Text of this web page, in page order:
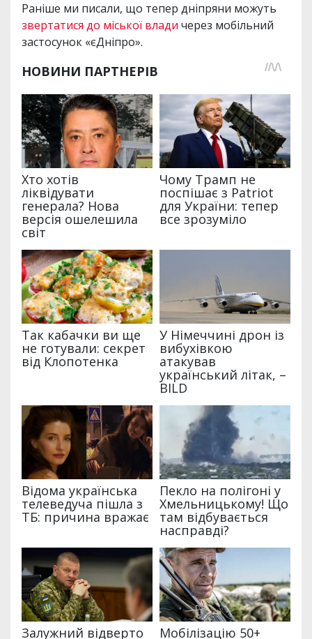
Раніше ми писали, що тепер дніпряни можуть
звертатися до міської влади через мобільний
застосунок «єДніпро».